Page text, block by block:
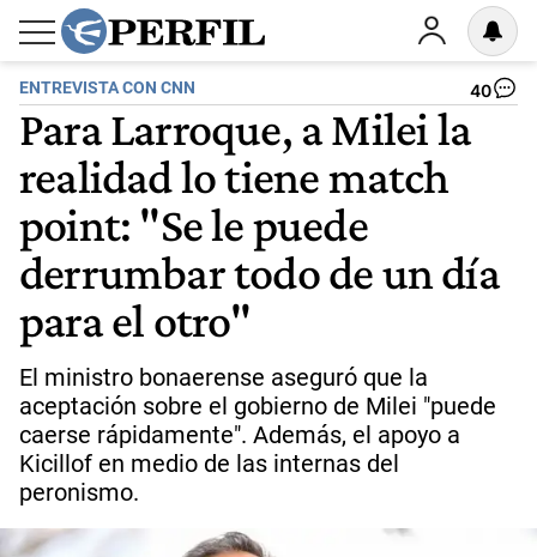
ENTREVISTA CON CNN 40
Para Larroque, a Milei la
realidad lo tiene match
point: "Se le puede
derrumbar todo de un día
para el otro"
El ministro bonaerense aseguró que la
aceptación sobre el gobierno de Milei "puede
caerse rápidamente". Además, el apoyo a
Kicillof en medio de las internas del
peronismo.